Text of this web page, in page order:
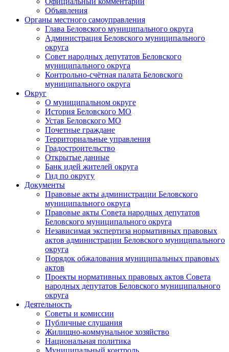
Объявления
Органы местного самоуправления
Глава Беловского муниципального округа
Администрация Беловского муниципального
округа
Совет народных депутатов Беловского
муниципального округа
Контрольно-счётная палата Беловского
муниципального округа
Округ
О муниципальном округе
История Беловского МО
Устав Беловского МО
Почетные граждане
Территориальные управления
Градостроительство
Открытые данные
Банк идей жителей округа
Гид по округу
Документы
Правовые акты администрации Беловского
муниципального округа
Правовые акты Совета народных депутатов
Беловского муниципального округа
Независимая экспертиза нормативных правовых
актов администрации Беловского муниципального
округа
Порядок обжалования муниципальных правовых
актов
Проекты нормативных правовых актов Совета
народных депутатов Беловского муниципального
округа
Деятельность
Советы и комиссии
Публичные слушания
Жилищно-коммунальное хозяйство
Национальная политика
Муниципальный контроль